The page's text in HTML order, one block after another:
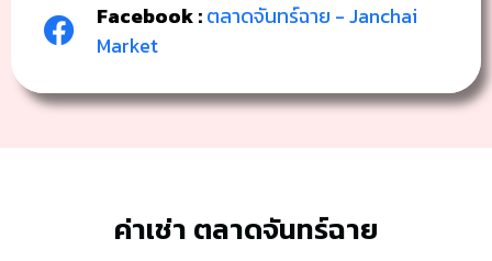
Facebook :ตลาดจันทร์ฉาย - Janchai
Market
ค่าเช่า ตลาดจันทร์ฉาย